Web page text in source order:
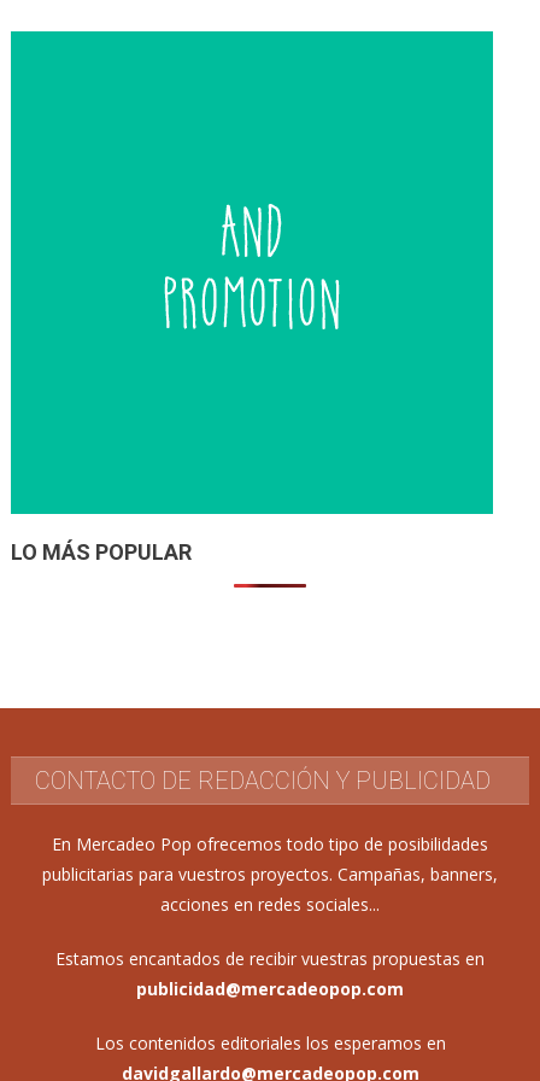
LO MÁS POPULAR
CONTACTO DE REDACCIÓN Y PUBLICIDAD
En Mercadeo Pop ofrecemos todo tipo de posibilidades
publicitarias para vuestros proyectos. Campañas, banners,
acciones en redes sociales...
Estamos encantados de recibir vuestras propuestas en
publicidad@mercadeopop.com
Los contenidos editoriales los esperamos en
davidgallardo@mercadeopop.com